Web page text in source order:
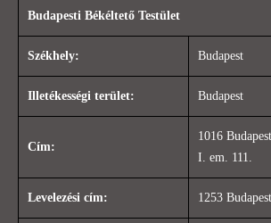
Budapesti Békéltető Testület
Székhely: Budapest
Illetékességi terület: Budapest
Cím:
1016
I. em. 111.
Levelezési cím: 1253